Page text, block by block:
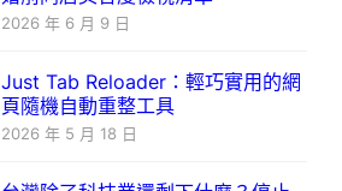
2026 年 6 月 9 日
Just Tab Reloader：輕巧實用的網
頁隨機自動重整工具
2026 年 5 月 18 日